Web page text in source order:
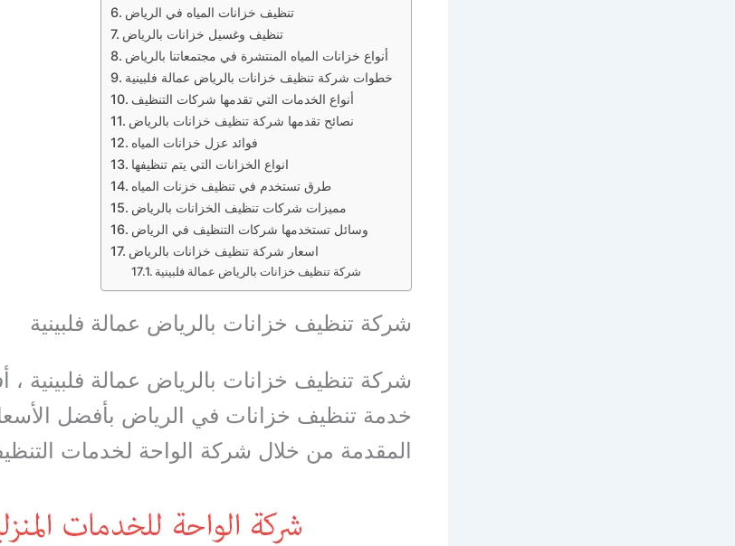
تنظيف خزانات المياه في الرياض
تنظيف وغسيل خزانات بالرياض
أنواع خزانات المياه المنتشرة في مجتمعاتنا بالرياض
خطوات شركة تنظيف خزانات بالرياض عمالة فلبينية
أنواع الخدمات التي تقدمها شركات التنظيف
فوائد عزل خزانات المياه
انواع الخزانات التي يتم تنظيفها
طرق تستخدم في تنظيف خزنات المياه
وسائل تستخدمها شركات التنظيف في الرياض
اسعار شركة تنظيف خزانات بالرياض
شركة تنظيف خزانات بالرياض عمالة فلبينية
شركة تنظيف خزانات بالرياض عمالة فلبينية
شركة تنظيف خزانات بالرياض عمالة فلبينية
خدمة تنظيف خزانات في الرياض بأفضل
المقدمة من خلال شركة الواحة لخدمات